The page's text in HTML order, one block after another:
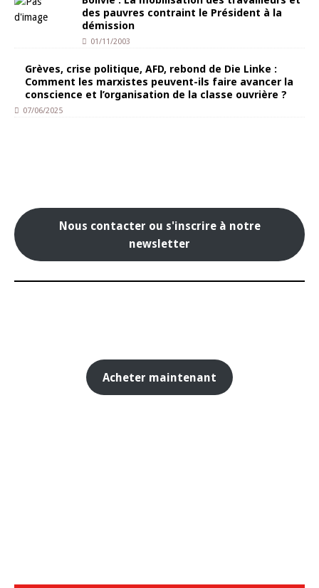
des pauvres contraint le Président à la
démission
01/11/2003
Grèves, crise politique, AFD, rebond de Die Linke :
Comment les marxistes peuvent-ils faire avancer la
conscience et l’organisation de la classe ouvrière ?
07/06/2025
Nous contacter ou s'inscrire à notre
newsletter
Acheter maintenant